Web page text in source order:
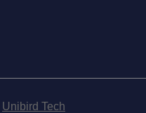
Unibird Tech